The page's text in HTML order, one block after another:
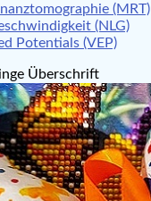
(MRT)
(NLG)
Potentials (VEP)